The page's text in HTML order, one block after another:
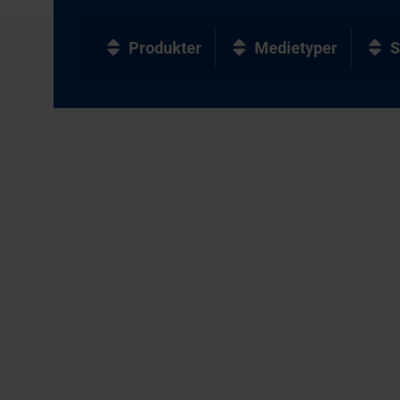
Produkter Medietyper